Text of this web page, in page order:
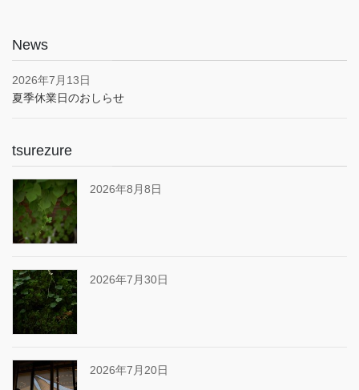
News
2026年7月13日
夏季休業日のおしらせ
tsurezure
2026年8月8日
2026年7月30日
2026年7月20日